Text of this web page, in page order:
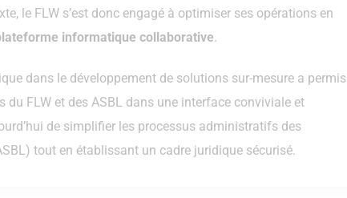
le FLW s’est donc engagé à optimiser ses opérations en
informatique collaborative.
dans le développement de solutions sur-mesure a permis
du FLW et des ASBL dans une interface conviviale et
de simplifier les processus administratifs des
tout en établissant un cadre juridique sécurisé.